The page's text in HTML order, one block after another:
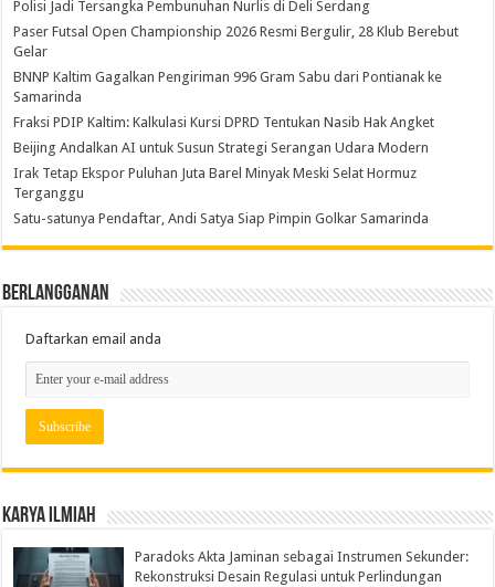
Polisi Jadi Tersangka Pembunuhan Nurlis di Deli Serdang
Paser Futsal Open Championship 2026 Resmi Bergulir, 28 Klub Berebut
Gelar
BNNP Kaltim Gagalkan Pengiriman 996 Gram Sabu dari Pontianak ke
Samarinda
Fraksi PDIP Kaltim: Kalkulasi Kursi DPRD Tentukan Nasib Hak Angket
Beijing Andalkan AI untuk Susun Strategi Serangan Udara Modern
Irak Tetap Ekspor Puluhan Juta Barel Minyak Meski Selat Hormuz
Terganggu
Satu-satunya Pendaftar, Andi Satya Siap Pimpin Golkar Samarinda
Berlangganan
Daftarkan email anda
Karya Ilmiah
Paradoks Akta Jaminan sebagai Instrumen Sekunder:
Rekonstruksi Desain Regulasi untuk Perlindungan